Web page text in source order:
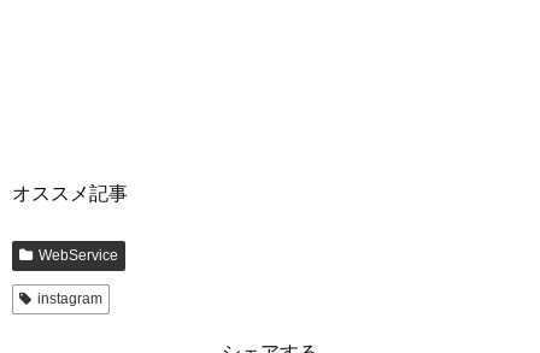
オススメ記事
WebService
instagram